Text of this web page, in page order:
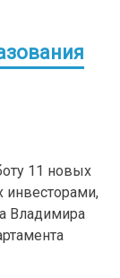
11 новых
инвесторами,
Владимира